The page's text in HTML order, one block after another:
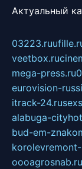
Актуальный
03223.ru
veetbox.ru
mega-press.ru
eurovision-
itrack-24.ru
alabuga-
bud-em-
oooagrosnab.ru